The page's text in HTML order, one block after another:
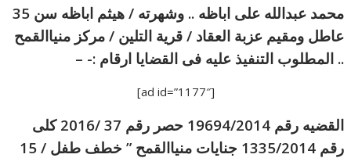
محمد عبدالله على اباظه .. وشهرته / هيثم اباظه سن 35
عاطل ومقيم عزبة العقاد / قرية التلين / مركز منياالقمح
.. المطلوب التنفيذ عليه فى القضايا ارقام :- –
[ad id=”1177″]
القضيه رقم 19694/2014 حصر رقم 37 /2016 كلى
رقم 1335/2014 جنايات منياالقمح ” خطف طفل / 15